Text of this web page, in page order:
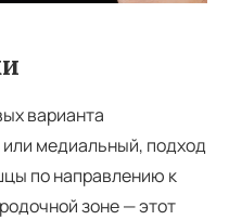
варианта
медиальный, подход
по направлению к
зоне — этот